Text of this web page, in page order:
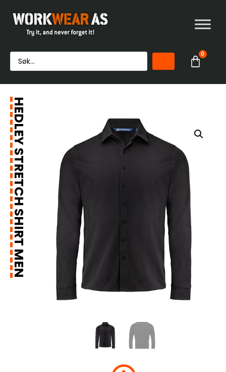
0
HEDLEY STRETCH SHIRT MEN